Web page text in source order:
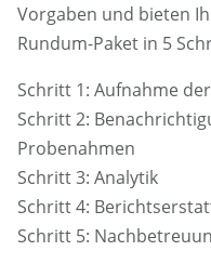
Vorgaben und bieten
Rundum-Paket in 5
Schritt 1: Aufnahme
Schritt 2:
Probenahmen
Schritt 3: Analytik
Schritt 4:
Schritt 5: